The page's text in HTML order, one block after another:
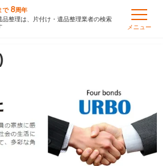
で 8周年
品整理は、片付け・遺品整理業者の検索
メニュー